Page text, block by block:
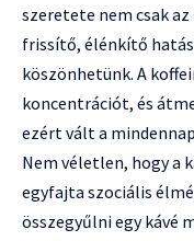
szeretete nem csak
frissítő, élénkítő
köszönhetünk. A
koncentrációt, és
ezért vált a
Nem véletlen, hogy a
egyfajta szociális
összegyűlni egy kávé